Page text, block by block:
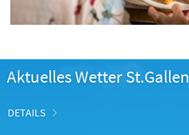
Aktuelles Wetter St.Gallen
DETAILS